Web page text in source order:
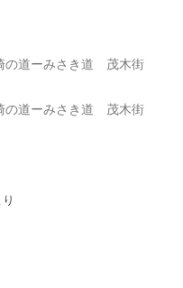
道ーみさき道 茂木街
道ーみさき道 茂木街